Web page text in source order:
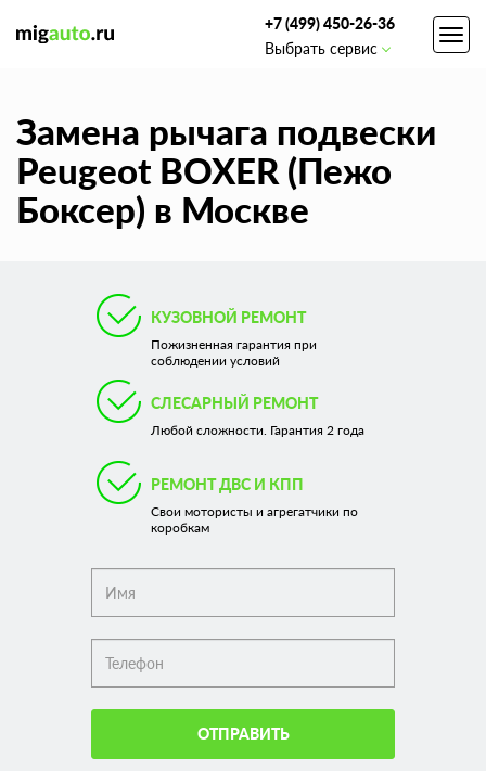
+7 (499) 450-26-36
Выбрать сервис
Замена рычага подвески
Peugeot BOXER (Пежо
Боксер) в Москве
КУЗОВНОЙ РЕМОНТ
Пожизненная гарантия при
соблюдении условий
СЛЕСАРНЫЙ РЕМОНТ
Любой сложности. Гарантия 2 года
РЕМОНТ ДВС И КПП
Свои мотористы и агрегатчики по
коробкам
ОТПРАВИТЬ